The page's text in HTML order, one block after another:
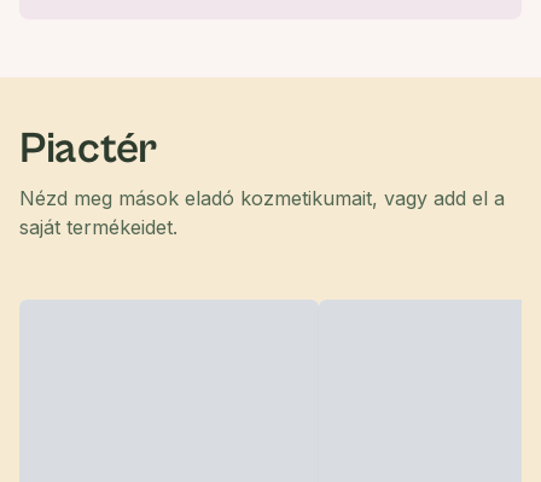
Piactér
Nézd meg mások eladó kozmetikumait, vagy add el a
saját termékeidet.